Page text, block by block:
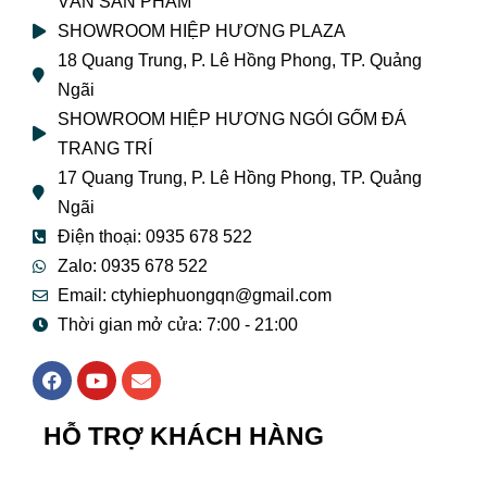
SHOWROOM HIỆP HƯƠNG PLAZA
18 Quang Trung, P. Lê Hồng Phong, TP. Quảng
Ngãi
SHOWROOM HIỆP HƯƠNG NGÓI GỐM ĐÁ
TRANG TRÍ
17 Quang Trung, P. Lê Hồng Phong, TP. Quảng
Ngãi
Điện thoại: 0935 678 522
Zalo: 0935 678 522
Email: ctyhiephuongqn@gmail.com
Thời gian mở cửa: 7:00 - 21:00
F
a
e
b
Y
o
t
u
E
n
e
HỖ TRỢ KHÁCH HÀNG